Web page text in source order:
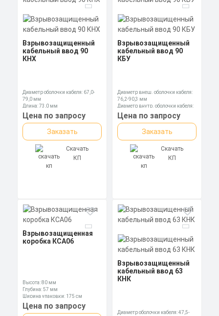
Взрывозащищенный
кабельный ввод 90
КНХ
Диаметр оболочки кабеля: 67,0-
79,0 мм
Длина: 73,0 мм
Ключ: 110 мм
Цена по запросу
Заказать
Скачать
КП
Взрывозащищенный
кабельный ввод 90
КБУ
Диаметр внеш. оболочки кабеля:
76,2-90,3 мм
Диаметр внутр. оболочки кабеля:
67,0-79,0 мм
Длина: 151,5 мм
Цена по запросу
Заказать
Скачать
КП
Взрывозащищенная
коробка КСА06
Высота: 80 мм
Глубина: 57 мм
Ширина упаковки: 175 см
Цена по запросу
Взрывозащищенный
кабельный ввод 63
КНК
Диаметр оболочки кабеля: 47,5-